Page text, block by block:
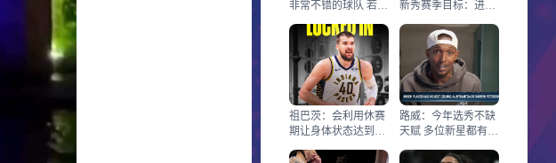
非常不错的球队 若能
新秀赛季目标：进季
祖巴茨：会利用休赛
期让身体状态达到生
路威：今年选秀不缺
天赋 多位新星都有机